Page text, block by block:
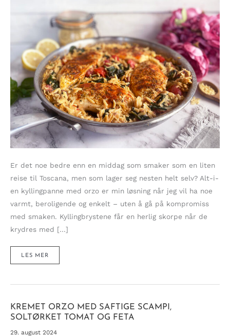
Er det noe bedre enn en middag som smaker som en liten
reise til Toscana, men som lager seg nesten helt selv? Alt-i-
en kyllingpanne med orzo er min løsning når jeg vil ha noe
varmt, beroligende og enkelt – uten å gå på kompromiss
med smaken. Kyllingbrystene får en herlig skorpe når de
krydres med […]
HJERTEVARMENDE
I-
ORZO
LES MER
KREMET ORZO MED SAFTIGE SCAMPI,
SOLTØRKET TOMAT OG FETA
29. august 2024